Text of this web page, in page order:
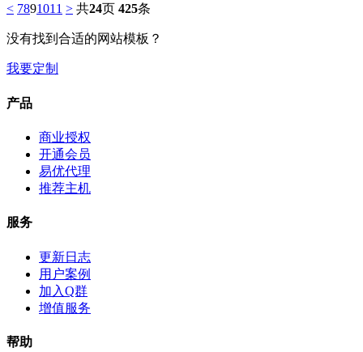
< 7891011 > 共24页 425条
没有找到合适的网站模板？
我要定制
产品
商业授权
开通会员
易优代理
推荐主机
服务
更新日志
用户案例
加入Q群
增值服务
帮助